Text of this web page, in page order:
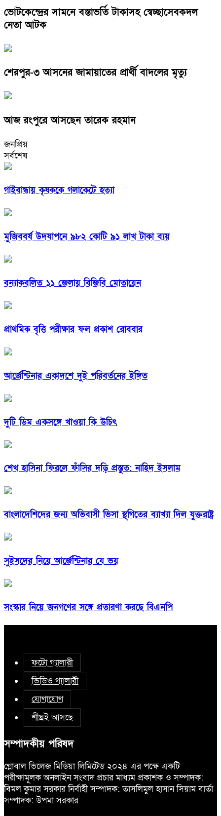
ভোটকেন্দ্রের সামনে বস্তাভর্তি টাকাসহ স্বেচ্ছাসেবকদল
নেতা আটক
শেরপুর-৩ আসনের জামায়াতের প্রার্থী বাদলের মৃত্যু
আজ রংপুরে আসছেন তারেক রহমান
জনপ্রিয়
সর্বশেষ
গাইবান্ধায় কৃষককে গলাকেটে হত্যা
মুজিববর্ষ উদযাপনে ৯৮২ কোটি ৯১ লাখ টাকা ব্যয়
বন্যাকবলিত ১১ জেলায় বিজিবি মোতায়েন
প্রাথমিক বৃত্তি পরীক্ষার ফল প্রকাশ রোববার
আর্জেন্টিনার একাদশে দুই পরিবর্তনের ইঙ্গিত
দুটি ডিম একসঙ্গে খাওয়া কি উচিৎ
শেখ হাসিনা ফিরলে ফাঁসির দড়ি প্রস্তুত: নাহিদ ইসলাম
বাংলাদেশিদের জন্য অভিবাসী ভিসা স্থগিতের ব্যাখ্যা দিল যুক্তরাষ্ট্র
সুইসদের নিয়ে আর্জেন্টিনার যে ভয়
সংস্কার নিয়ে জনগণের সঙ্গে প্রতারণা করছে বিএনপি
ফটো গ্যালারী
ভিডিও গ্যালারী
যোগাযোগ
শীঘ্রই আসছে
সম্পাদকীয় পরিষদ
গ্লোবাল ভিলেজ মিডিয়া লিমিটেড ২০২৪ এর পক্ষে একটি
পরীক্ষামূলক অনলাইন সংবাদ প্রচার মাধ্যম প্রকাশক ও সম্পাদক:
বিমল কুমার সরকার নির্বাহী সম্পাদক: তাসলিমুল হাসান সিয়াম বার্তা
সম্পাদক: উপমা সরকার